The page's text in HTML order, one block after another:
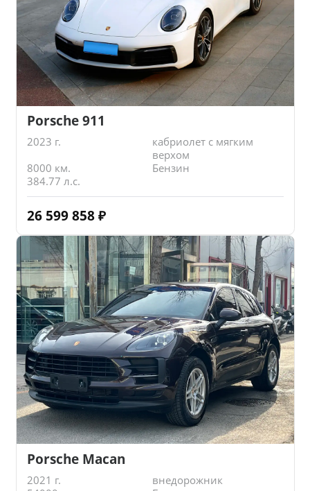
Porsche 911
2023 г.
кабриолет с мягким
верхом
8000 км.
Бензин
384.77 л.с.
26 599 858 ₽
Porsche Macan
2021 г.
внедорожник